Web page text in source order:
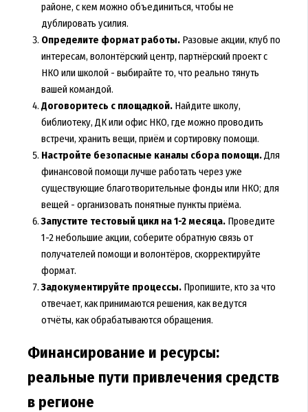
районе, с кем можно объединиться, чтобы не
дублировать усилия.
Определите формат работы.Разовые акции, клуб по
интересам, волонтёрский центр, партнёрский проект с
НКО или школой - выбирайте то, что реально тянуть
вашей командой.
Договоритесь с площадкой.Найдите школу,
библиотеку, ДК или офис НКО, где можно проводить
встречи, хранить вещи, приём и сортировку помощи.
Настройте безопасные каналы сбора помощи.Для
финансовой помощи лучше работать через уже
существующие благотворительные фонды или НКО; для
вещей - организовать понятные пункты приёма.
Запустите тестовый цикл на 1-2 месяца.Проведите
1-2 небольшие акции, соберите обратную связь от
получателей помощи и волонтёров, скорректируйте
формат.
Задокументируйте процессы.Пропишите, кто за что
отвечает, как принимаются решения, как ведутся
отчёты, как обрабатываются обращения.
Финансирование и ресурсы:
реальные пути привлечения средств
в регионе